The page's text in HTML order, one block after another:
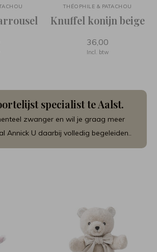
THÉOPHILE & PATACHOU
Knuffel konijn beige
36,00
Incl. btw
specialist te Aalst.
zwanger en wil je graag meer
Annick U daarbij volledig begeleiden..